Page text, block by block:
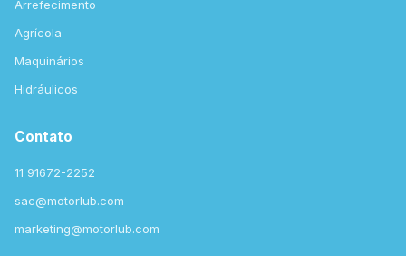
Arrefecimento
Agrícola
Maquinários
Hidráulicos
Contato
11 91672-2252
sac@motorlub.com
marketing@motorlub.com